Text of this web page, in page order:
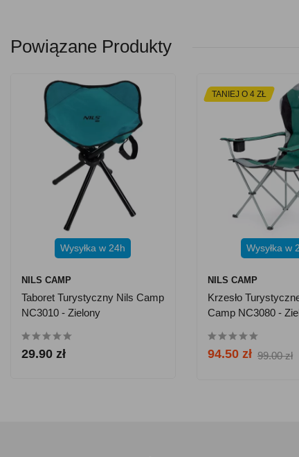
Powiązane Produkty
Wysyłka w 24h
NILS CAMP
Taboret Turystyczny Nils Camp
NC3010 - Zielony
29.90 zł
TANIEJ O 4 ZŁ
Wysyłka w
NILS CAMP
Krzesło
Camp NC3080 -
94.50 zł 99.00 zł